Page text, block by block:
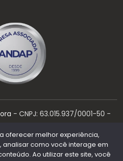
- CNPJ: 63.015.937/0001-50 -
por:
oferecer melhor experiência,
como você interage em
Ao utilizar este site, você